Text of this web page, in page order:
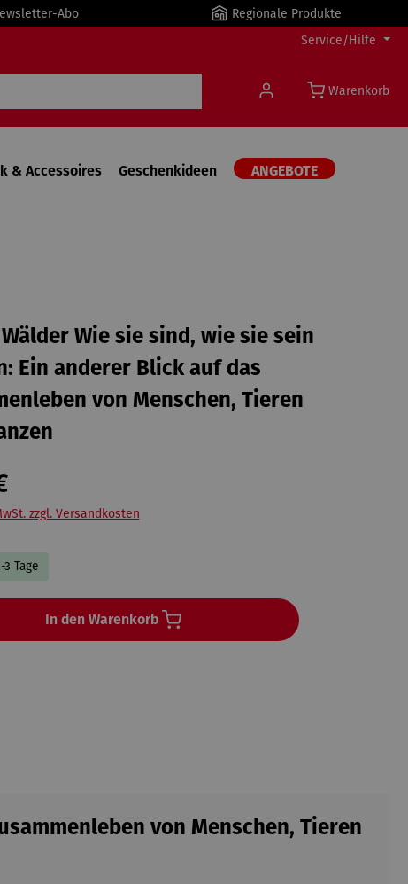
Abo
Regionale Produkte
Service/Hilfe
Warenkorb
& Accessoires Geschenkideen ANGEBOTE
Wie sie sind, wie sie sein
Ein anderer Blick auf das
von Menschen, Tieren
zzgl. Versandkosten
Tage
In den Warenkorb
von Menschen, Tieren